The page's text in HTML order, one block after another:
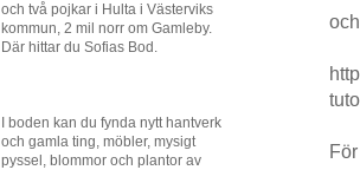
och två pojkar i Hulta i Västerviks
kommun, 2 mil norr om Gamleby.
Där hittar du Sofias Bod.
I boden kan du fynda nytt hantverk
och gamla ting, möbler, mysigt
pyssel, blommor och plantor av